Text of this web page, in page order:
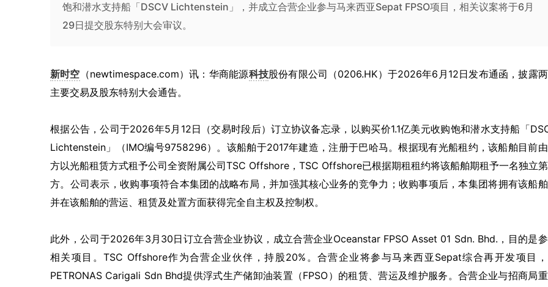
饱和潜水支持船「DSCV Lichtenstein」，并成立合营企业参与马来西亚Sepat FPSO项目，相关议案将于6月
29日提交股东特别大会审议。
新时空 （newtimespace.com）讯：华商能源科技股份有限公司（0206.HK）于2026年6月12日发布通函，披露
主要交易及股东特别大会通告。
根据公告，公司于2026年5月12日（交易时段后）订立协议备忘录，以购买价1.1亿美元收购饱和潜水支持船「
Lichtenstein」（IMO编号9758296）。该船舶于2017年建造，注册于巴哈马。根据现有光船租约，该船舶目前
方以光船租赁方式租予公司全资附属公司TSC Offshore，TSC Offshore已根据期租租约将该船舶期租予一名独立
方。公司表示，收购事项符合本集团的战略布局，并加强其核心业务的竞争力；收购事项后，本集团将拥有该船
并在该船舶的营运、租赁及处置方面获得完全自主权及控制权。
此外，公司于2026年3月30日订立合营企业协议，成立合营企业Oceanstar FPSO Asset 01 Sdn. Bhd.，目的是
相关项目。TSC Offshore作为合营企业伙伴，持股20%。合营企业将参与马来西亚Sepat综合再开发项目
PETRONAS Carigali Sdn Bhd提供浮式生产储卸油装置（FPSO）的租赁、营运及维护服务。合营企业与招商局